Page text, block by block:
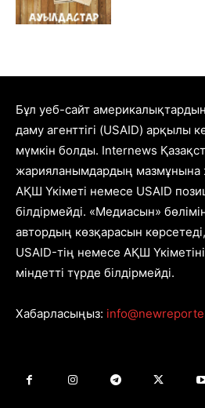
Бұл уеб-сайт
даму агенттігі (USAID) арқылы
мүмкін болды. Internews
жарияланымдардың мазмұнына
АҚШ Үкіметі немесе USAID
білдірмейді. «Медиасын»
автордың көзқарасын
USAID-тің немесе АҚШ
міндетті түрде білдірмейді.
Хабарласыңыз: